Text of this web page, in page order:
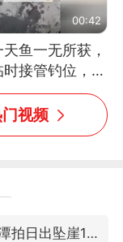
00:42
鱼一无所获，
接管钓位，用
上大鱼
视频
情侣平潭拍日出坠崖1死1伤